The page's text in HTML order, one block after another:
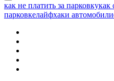
как не платить за парковкукак
парковкелайфхаки